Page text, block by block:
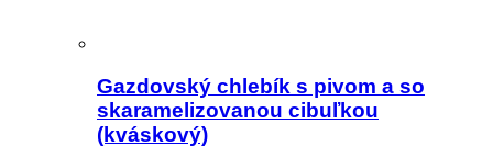
Gazdovský chlebík s pivom a so
skaramelizovanou cibuľkou
(kváskový)